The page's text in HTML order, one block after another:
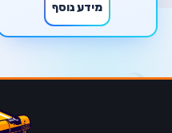
מידע נוסף